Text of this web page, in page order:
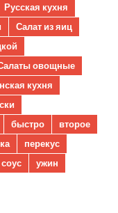
Русская кухня
Салат из яиц
овощные
кухня
быстро
второе
перекус
ужин